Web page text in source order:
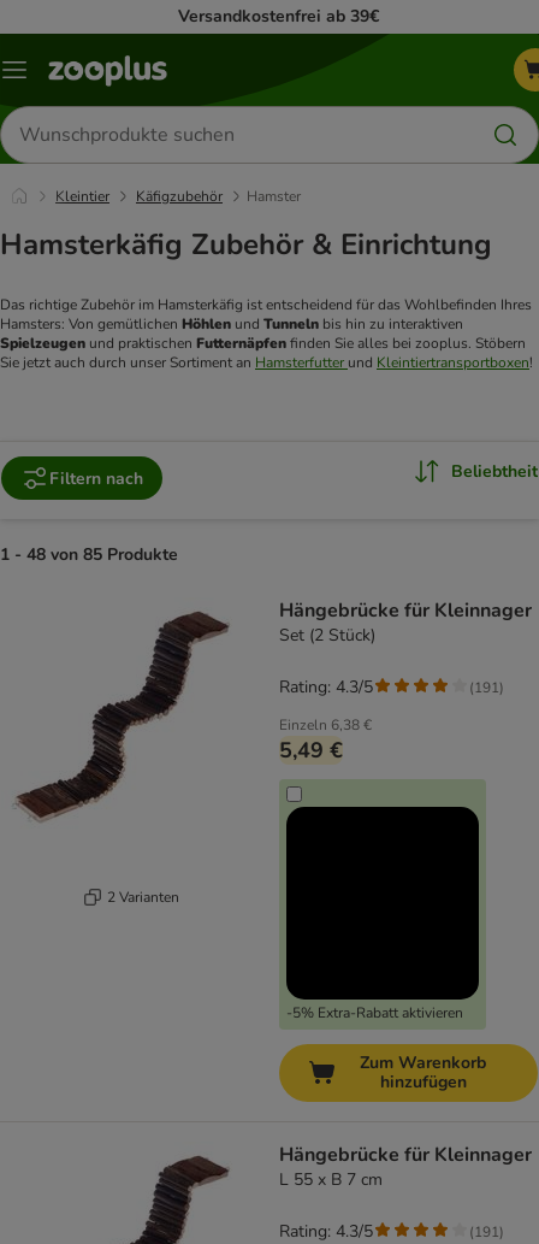
Versandkostenfrei ab 39€
Menü
Produkte
suchen
Kleintier Käfigzubehör Hamster
Hamsterkäfig Zubehör & Einrichtung
Das richtige Zubehör im Hamsterkäfig ist entscheidend für das Wohlbefinden Ihres
Hamsters: Von gemütlichen Höhlen und Tunneln
Spielzeugen und praktischen Futternäpfen finden Sie alles bei zooplus. Stöbern
Sie jetzt auch durch unser Sortiment an Hamsterfutter und Kleintiertransportboxen!
Filtern nach Beliebtheit
1 - 48 von 85 Produkte
2 Varianten
Hängebrücke für Kleinnager
Set (2 Stück)
Einzeln 6,38 €
5,49 €
-5% Extra-Rabatt aktivieren
Rating: 4.3/5 (191)
Zum Warenkorb
hinzufügen
Hängebrücke für Kleinnager
L 55 x B 7 cm
Rating: 4.3/5 (191)